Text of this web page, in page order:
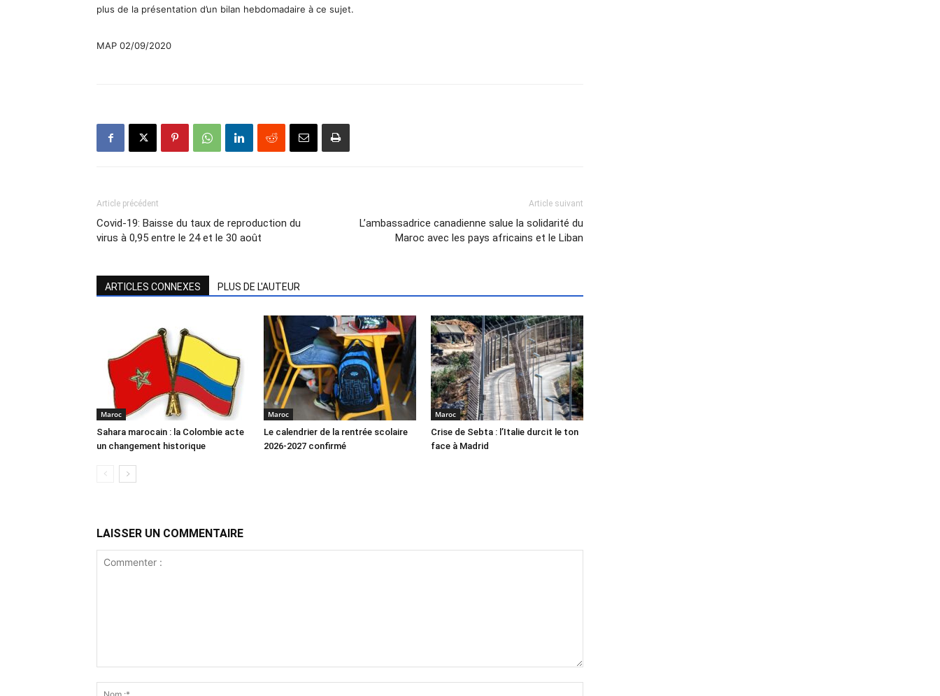
plus de la présentation d’un bilan hebdomadaire à ce sujet.
MAP 02/09/2020
Article précédent
Covid-19: Baisse du taux de reproduction du
virus à 0,95 entre le 24 et le 30 août
Article suivant
L’ambassadrice canadienne salue la solidarité du
Maroc avec les pays africains et le Liban
ARTICLES CONNEXES PLUS DE L'AUTEUR
Maroc
Sahara marocain : la Colombie acte
un changement historique
Maroc
Le calendrier de la rentrée scolaire
2026-2027 confirmé
Maroc
Crise de Sebta : l’Italie durcit le ton
face à Madrid
LAISSER UN COMMENTAIRE